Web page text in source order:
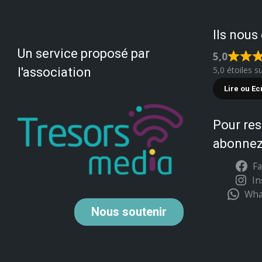
Un service proposé par
l'association
Nous soutenir
Ils
5,0
5,0 étoiles
Lire ou
Pour